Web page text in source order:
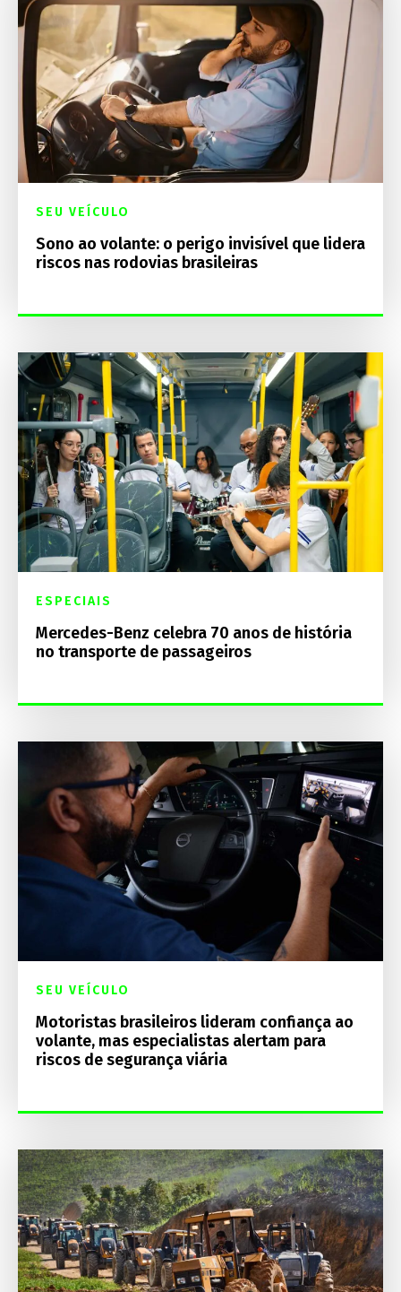
SEU VEÍCULO
Sono ao volante: o perigo invisível que lidera
riscos nas rodovias brasileiras
ESPECIAIS
Mercedes-Benz celebra 70 anos de história
no transporte de passageiros
SEU VEÍCULO
Motoristas brasileiros lideram confiança ao
volante, mas especialistas alertam para
riscos de segurança viária